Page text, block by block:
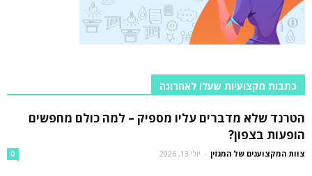
כתבות מקצועיות שעלו לאחרונה
הטרנד שלא מדברים עליו מספיק – למה כולם מחפשים
הופעות בצפון?
צוות המקצוענים של המגזין - יולי 13, 2026 0